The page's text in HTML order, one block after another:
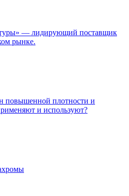
— лидирующий поставщик
рынке.
повышенной плотности и
и используют?